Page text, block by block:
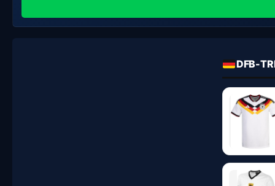
DFB-